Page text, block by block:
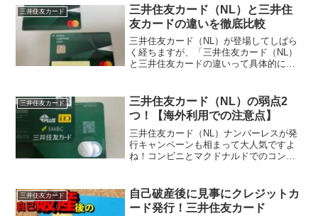
利用だったり、スマホに登録して決済利
用をしていましたよね...
三井住友カード
三井住友カード（NL）と三井住
友カードの違いを徹底比較
三井住友カード（NL）が登場してしばら
く経ちますが、「三井住友カード（NL）
と三井住友カードの違いって具体的にど
は気になってきましたwどちらも持ってい
ますが正...
三井住友カード
三井住友カード（NL）の弱点2
つ！【海外利用での注意点】
三井住友カード（NL）ナンバーレスが発
行キャンペーンも相まって大人気ですよ
ね！コンビニとマクドナルドでのコンタ
すが、色々とカードを見ていると今まで
の三井住友カードと違...
三井住友カード
自己破産後に見事にクレジットカ
ード発行！三井住友カード